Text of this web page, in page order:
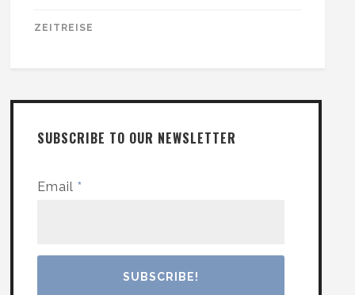
ZEITREISE
SUBSCRIBE TO OUR NEWSLETTER
Email*